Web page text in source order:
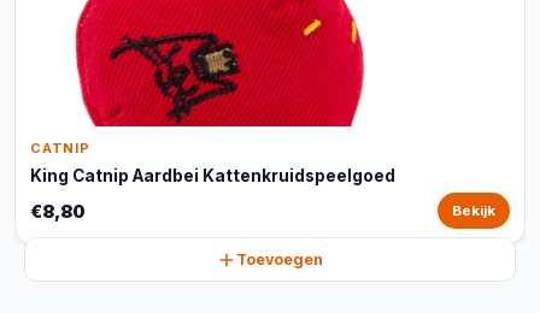
CATNIP
King Catnip Aardbei Kattenkruidspeelgoed
€8,80 Bekijk
Toevoegen